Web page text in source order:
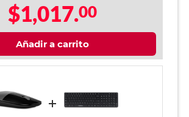
$1,017.00
Añadir a carrito